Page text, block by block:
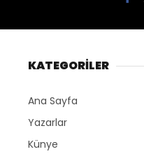
KATEGORİLER
Ana Sayfa
Yazarlar
Künye